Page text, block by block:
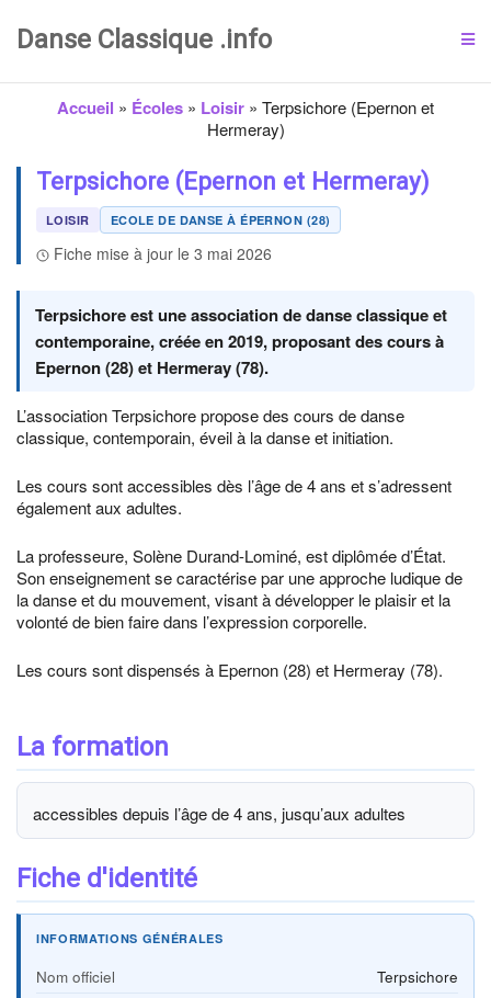
Danse Classique .info
Accueil » Écoles » Loisir » Terpsichore (Epernon et
Hermeray)
Terpsichore (Epernon et Hermeray)
LOISIR ECOLE DE DANSE À ÉPERNON (28)
Fiche mise à jour le 3 mai 2026
Terpsichore est une association de danse classique et
contemporaine, créée en 2019, proposant des cours à
Epernon (28) et Hermeray (78).
L’association Terpsichore propose des cours de danse
classique, contemporain, éveil à la danse et initiation.
Les cours sont accessibles dès l’âge de 4 ans et s’adressent
également aux adultes.
La professeure, Solène Durand-Lominé, est diplômée d’État.
Son enseignement se caractérise par une approche ludique de
la danse et du mouvement, visant à développer le plaisir et la
volonté de bien faire dans l’expression corporelle.
Les cours sont dispensés à Epernon (28) et Hermeray (78).
La formation
accessibles depuis l’âge de 4 ans, jusqu’aux adultes
Fiche d'identité
INFORMATIONS GÉNÉRALES
Nom officiel
Terpsichore